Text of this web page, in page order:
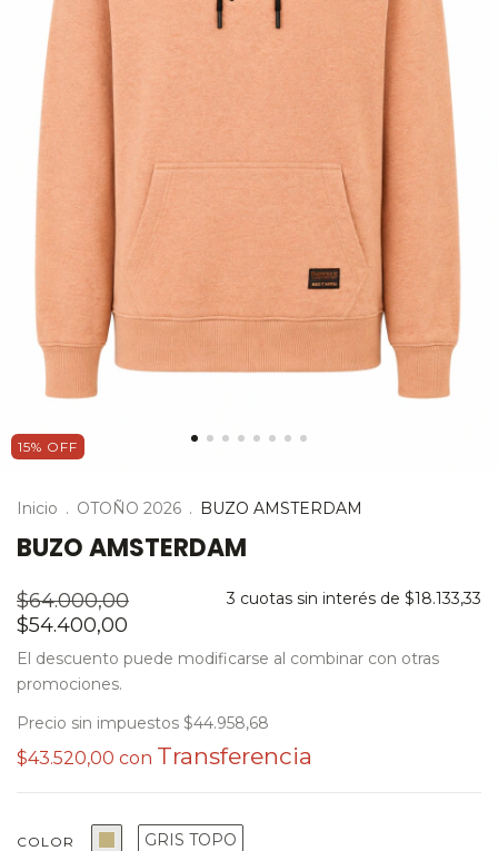
15% OFF
Inicio . OTOÑO 2026 . BUZO AMSTERDAM
BUZO AMSTERDAM
$64.000,00
$54.400,00
3 cuotas sin interés de $18.133,33
El descuento puede modificarse al combinar con otras
promociones.
Precio sin impuestos $44.958,68
$43.520,00 con
COLOR GRIS TOPO